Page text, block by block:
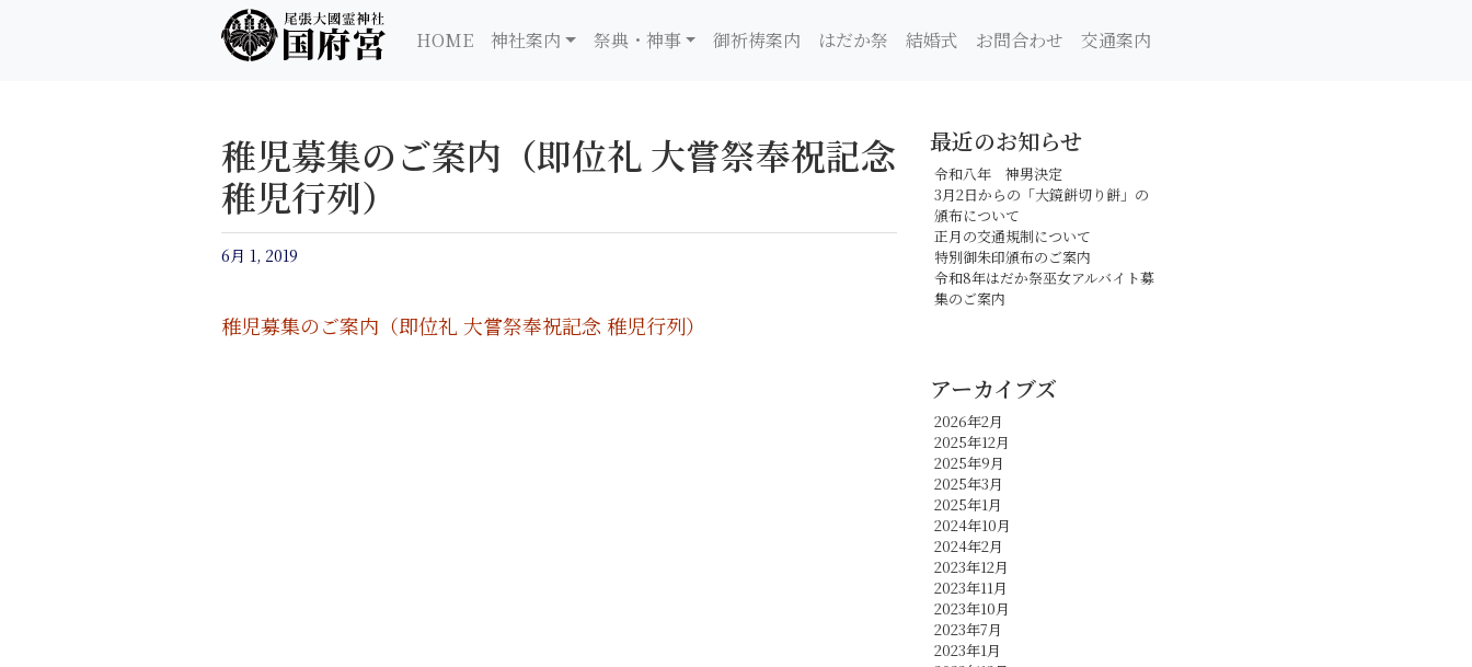
尾張大國霊神社 国府宮
HOME 神社案内 祭典・神事 御祈祷案内 はだか祭 結婚式 お問合わせ 交通案内
尾張大國霊神社 国府宮｜ご祈祷 はだか祭
稚児募集のご案内（即位礼 大嘗祭奉祝記念
稚児行列）
6月 1, 2019
稚児募集のご案内（即位礼 大嘗祭奉祝記念 稚児行列）
最近のお知らせ
令和八年 神男決定
3月2日からの「大鏡餅切り餅」の
頒布について
正月の交通規制について
特別御朱印頒布のご案内
令和8年はだか祭巫女アルバイト募
集のご案内
アーカイブズ
2026年2月
2025年12月
2025年9月
2025年3月
2025年1月
2024年10月
2024年2月
2023年12月
2023年11月
2023年10月
2023年7月
2023年1月